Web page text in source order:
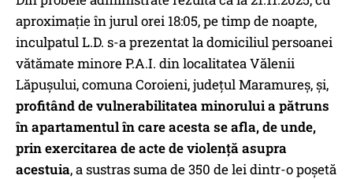
aproximaţie în jurul orei 18:05, pe timp de noapte,
inculpatul L.D. s-a prezentat la domiciliul persoanei
vătămate minore P.A.I. din localitatea Vălenii
Lăpușului, comuna Coroieni, județul Maramureș, şi,
profitând de vulnerabilitatea minorului a pătruns
în apartamentul în care acesta se afla, de unde,
prin exercitarea de acte de violenţă asupra
acestuia, a sustras suma de 350 de lei dintr-o poșetă